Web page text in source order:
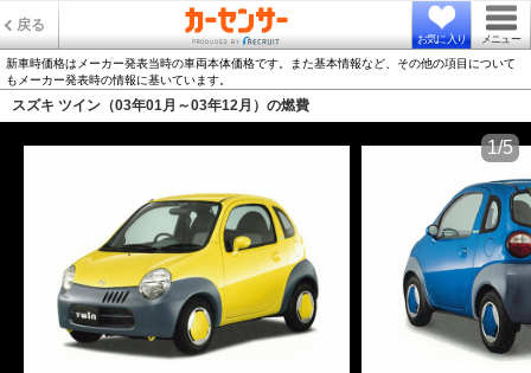
戻る
お気に入り メニュー
新車時価格はメーカー発表当時の車両本体価格です。また基本情報など、その他の項目について
もメーカー発表時の情報に基いています。
スズキ ツイン（03年01月～03年12月）の燃費
1/5